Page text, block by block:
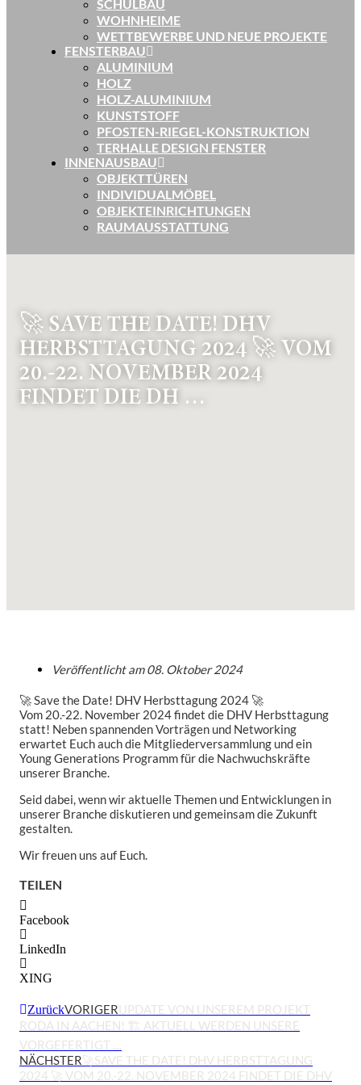
SCHULBAU
WOHNHEIME
WETTBEWERBE UND NEUE PROJEKTE
FENSTERBAU
ALUMINIUM
HOLZ
HOLZ-ALUMINIUM
KUNSTSTOFF
PFOSTEN-RIEGEL-KONSTRUKTION
TERHALLE DESIGN FENSTER
INNENAUSBAU
OBJEKTTÜREN
INDIVIDUALMÖBEL
OBJEKTEINRICHTUNGEN
RAUMAUSSTATTUNG
🚀 SAVE THE DATE! DHV
HERBSTTAGUNG 2024 🚀 VOM
20.-22. NOVEMBER 2024
FINDET DIE DH …
Veröffentlicht am08. Oktober 2024
🚀 Save the Date! DHV Herbsttagung 2024 🚀
Vom 20.-22. November 2024 findet die DHV Herbsttagung
statt! Neben spannenden Vorträgen und Networking
erwartet Euch auch die Mitgliederversammlung und ein
Young Generations Programm für die Nachwuchskräfte
unserer Branche.
Seid dabei, wenn wir aktuelle Themen und Entwicklungen in
unserer Branche diskutieren und gemeinsam die Zukunft
gestalten.
Wir freuen uns auf Euch.
TEILEN
Facebook
LinkedIn
XING
ZurückVORIGERUPDATE VON UNSEREM PROJEKT
RODA IN AACHEN! 🏗 AKTUELL WERDEN UNSERE
VORGEFERTIGT …
NÄCHSTER🚀SAVE THE DATE! DHV HERBSTTAGUNG
2024 🚀 VOM 20.-22. NOVEMBER 2024 FINDET DIE DHV